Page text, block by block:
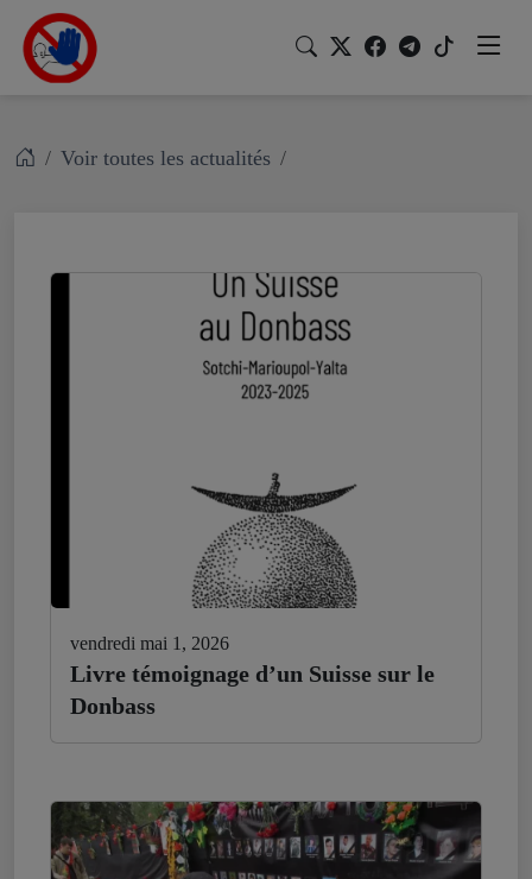
Voir toutes les actualités
vendredi mai 1, 2026
Livre témoignage d’un Suisse sur le
Donbass